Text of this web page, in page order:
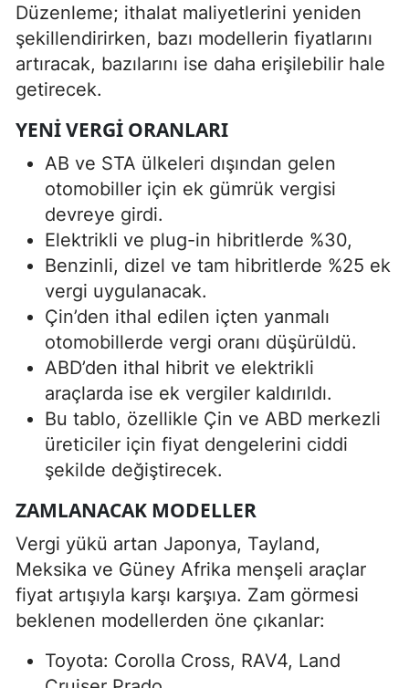
Düzenleme; ithalat maliyetlerini yeniden
şekillendirirken, bazı modellerin fiyatlarını
artıracak, bazılarını ise daha erişilebilir hale
getirecek.
YENI VERGI ORANLARI
AB ve STA ülkeleri dışından gelen
otomobiller için ek gümrük vergisi
devreye girdi.
Elektrikli ve plug-in hibritlerde %30,
Benzinli, dizel ve tam hibritlerde %25 ek
vergi uygulanacak.
Çin’den ithal edilen içten yanmalı
otomobillerde vergi oranı düşürüldü.
ABD’den ithal hibrit ve elektrikli
araçlarda ise ek vergiler kaldırıldı.
Bu tablo, özellikle Çin ve ABD merkezli
üreticiler için fiyat dengelerini ciddi
şekilde değiştirecek.
ZAMLANACAK MODELLER
Vergi yükü artan Japonya, Tayland,
Meksika ve Güney Afrika menşeli araçlar
fiyat artışıyla karşı karşıya. Zam görmesi
beklenen modellerden öne çıkanlar:
Toyota: Corolla Cross, RAV4, Land